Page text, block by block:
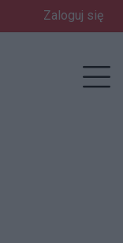
Zaloguj się